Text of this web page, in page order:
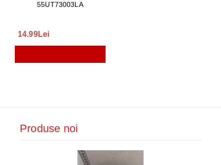
55UT73003LA
14.99Lei
Produse noi